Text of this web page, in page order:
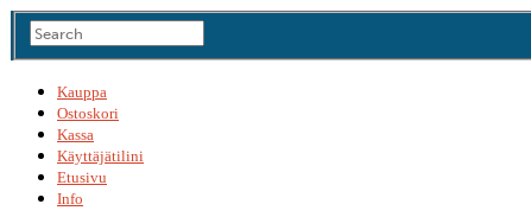
Kauppa
Ostoskori
Kassa
Käyttäjätilini
Etusivu
Info